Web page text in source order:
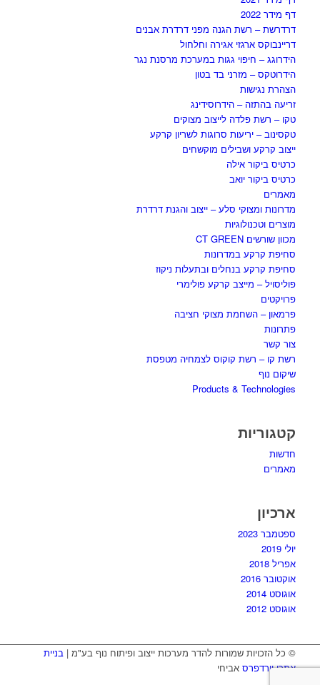
דף מידר 2022
דרדרשת – רשת הגנה מפני דרדרת אבנים
דריינבוקס ארגזי אגירה וחלחול
הידרוגג – חיפוי גגות במערכת מרסנת נגר
הידרוטקס – מזרני בד בטון
הצהרת נגישות
זריעה בהתזה – הידרוסידינג
טקו – רשת פלדה לייצוב מצוקים
טקסינוב – יריעות סרוגות לשריון קרקע
ייצוב קרקע ושבילים מוקשחים
כרטיס ביקור אילה
כרטיס ביקור יואב
מאמרים
מדרונות ומצוקי סלע – ייצוב והגנת דרדרת
מוצרים וטכנולוגיות
מכוון שורשים CT GREEN
סחיפת קרקע במדרונות
סחיפת קרקע בנחלים ובתעלות ניקוז
פוליסויל – מייצב קרקע פולימרי
פרויקטים
פרמאון – השחמת מצוקי חציבה
פתרונות
צור קשר
רשת קו – רשת קוקוס לצמחיה מטפסת
שיקום נוף
Products & Technologies
קטגוריות
חדשות
מאמרים
ארכיון
ספטמבר 2023
יולי 2019
אפריל 2018
אוקטובר 2016
אוגוסט 2014
אוגוסט 2012
© כל הזכויות שמורות להדר מערכות ייצוב ופיתוח נוף בע"מ | בניית
אתרי וורדפרסאביחי